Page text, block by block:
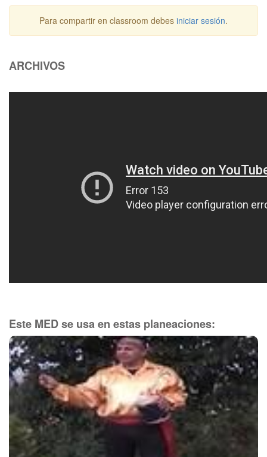
Para compartir en classroom debes iniciar sesión.
ARCHIVOS
Este MED se usa en estas planeaciones: